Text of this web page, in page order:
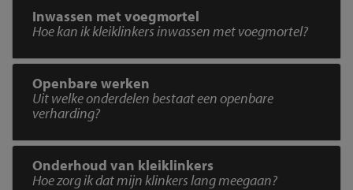
Inwassen met voegmortel
Hoe kan ik kleiklinkers inwassen met voegmortel?
Openbare werken
Uit welke onderdelen bestaat een openbare
verharding?
Onderhoud van kleiklinkers
Hoe zorg ik dat mijn klinkers lang meegaan?